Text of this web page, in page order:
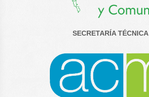
SECRETARÍA TÉCNICA